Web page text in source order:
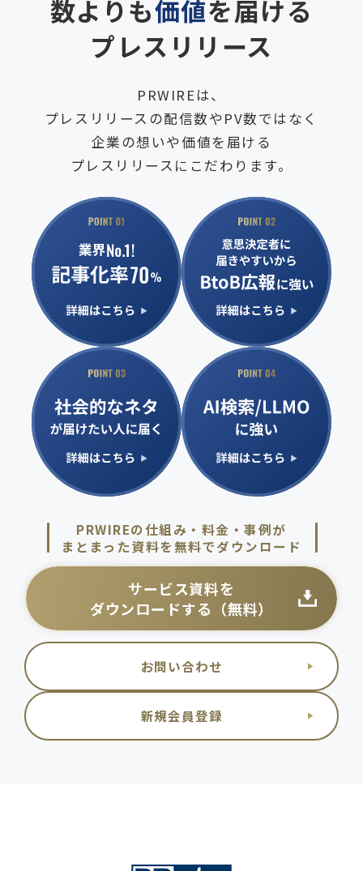
数よりも価値を届ける
プレスリリース
PRWIREは、
プレスリリースの配信数やPV数ではなく
企業の想いや価値を届ける
プレスリリースにこだわります。
PRWIREの仕組み・料金・事例が
まとまった資料を無料でダウンロード
サービス資料を
ダウンロードする（無料）
お問い合わせ
新規会員登録